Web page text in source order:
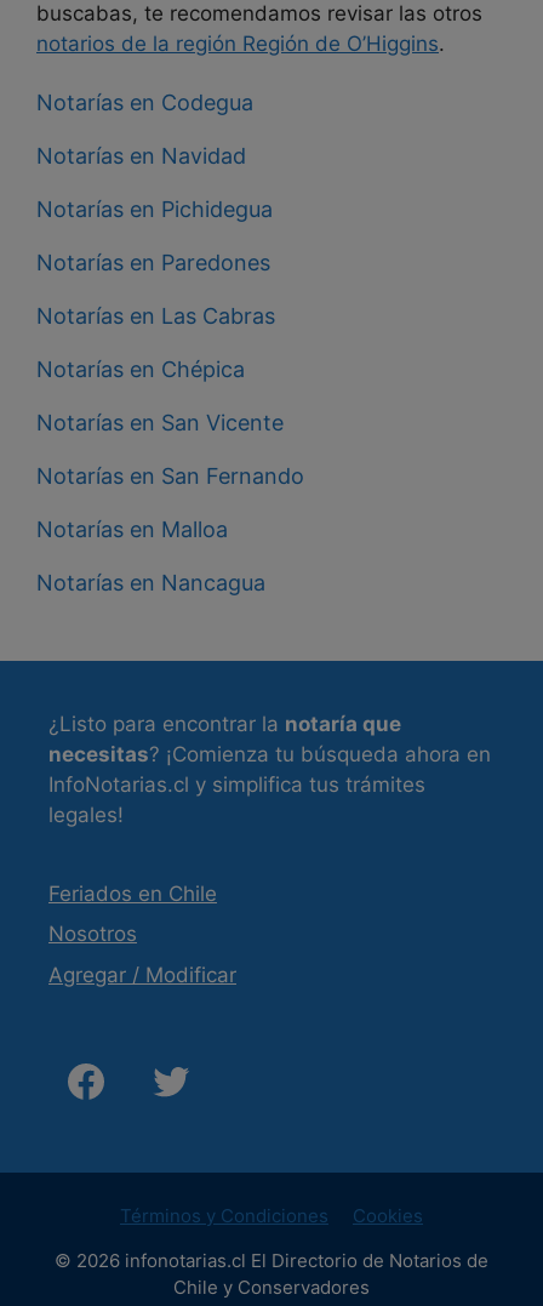
buscabas, te recomendamos revisar las otros
notarios de la región Región de O’Higgins.
Notarías en Codegua
Notarías en Navidad
Notarías en Pichidegua
Notarías en Paredones
Notarías en Las Cabras
Notarías en Chépica
Notarías en San Vicente
Notarías en San Fernando
Notarías en Malloa
Notarías en Nancagua
¿Listo para encontrar la notaría que
necesitas? ¡Comienza tu búsqueda ahora en
InfoNotarias.cl y simplifica tus trámites
legales!
Feriados en Chile
Nosotros
Agregar / Modificar
Términos y Condiciones
Cookies
© 2026 infonotarias.cl El Directorio de Notarios de
Chile y Conservadores